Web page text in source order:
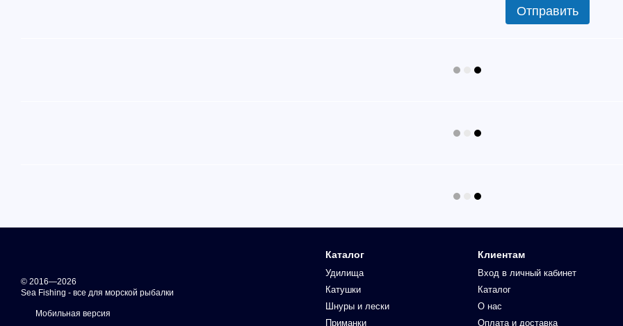
Отправить
© 2016—2026
Sea Fishing - все для морской рыбалки
Мобильная версия
Каталог
Удилища
Катушки
Шнуры и лески
Приманки
Клиентам
Вход в личный кабинет
Каталог
О нас
Оплата и доставка